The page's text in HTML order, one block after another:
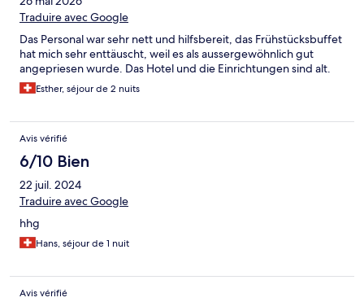
Traduire avec Google
Das Personal war sehr nett und hilfsbereit, das Frühstücksbuffet
hat mich sehr enttäuscht, weil es als aussergewöhnlich gut
angepriesen wurde. Das Hotel und die Einrichtungen sind alt.
Esther, séjour de 2 nuits
Avis vérifié
6/10 Bien
22 juil. 2024
Traduire avec Google
hhg
Hans, séjour de 1 nuit
Avis vérifié